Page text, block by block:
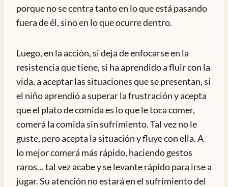
porque no se centra tanto en lo que está pasando
fuera de él, sino en lo que ocurre dentro.
Luego, en la acción, si deja de enfocarse en la
resistencia que tiene, si ha aprendido a fluir con la
vida, a aceptar las situaciones que se presentan, si
el niño aprendió a superar la frustración y acepta
que el plato de comida es lo que le toca comer,
comerá la comida sin sufrimiento. Tal vez no le
guste, pero acepta la situación y fluye con ella. A
lo mejor comerá más rápido, haciendo gestos
raros… tal vez acabe y se levante rápido para irse a
jugar. Su atención no estará en el sufrimiento del